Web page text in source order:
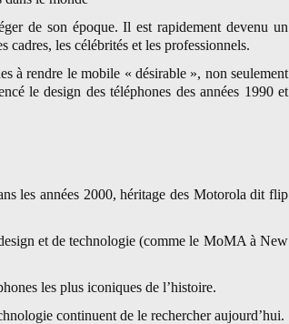
de son époque. Il est rapidement devenu un
cadres, les célébrités et les professionnels.
à rendre le mobile « désirable », non seulement
le design des téléphones des années 1990 et
les années 2000, héritage des Motorola dit flip
et de technologie (comme le MoMA à New
les plus iconiques de l’histoire.
continuent de le rechercher aujourd’hui.